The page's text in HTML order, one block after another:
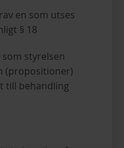
en som utses
§ 18
styrelsen
(propositioner)
till behandling